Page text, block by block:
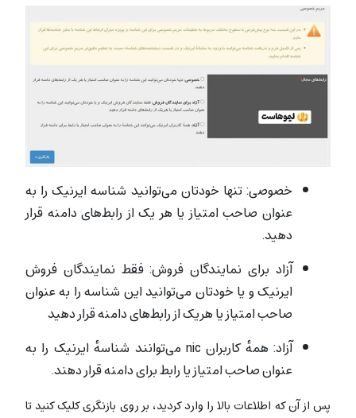
خصوصی: تنها خودتان می‌توانید شناسه ایرنیک را به
عنوان صاحب امتیاز یا هر یک از رابط‌های دامنه قرار
دهید.
آزاد برای نمایندگان فروش: فقط نمایندگان فروش
ایرنیک و یا خودتان می‌توانید این شناسه را به عنوان
صاحب امتیاز یا هریک از رابط‌های دامنه قرار دهید
آزاد: همهٔ کاربران nic می‌توانند شناسهٔ ایرنیک را به
عنوان صاحب امتیاز یا رابط برای دامنه قرار دهند.
پس از آن که اطلاعات بالا را وارد کردید، بر روی بازنگری کلیک کنید تا